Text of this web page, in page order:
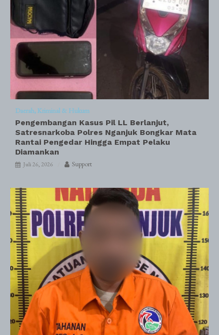
Daerah Kriminal & Hukum
Pengembangan Kasus Pil LL Berlanjut,
Satresnarkoba Polres Nganjuk Bongkar Mata
Rantai Pengedar Hingga Empat Pelaku
Diamankan
Juli 26, 2026 Support